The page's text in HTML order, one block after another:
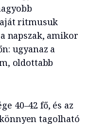
ritmusuk
napszak, amikor
ugyanaz a
oldottabb
40–42 fő, és az
tagolható